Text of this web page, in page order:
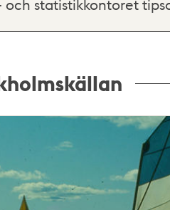
och statistikkontoret